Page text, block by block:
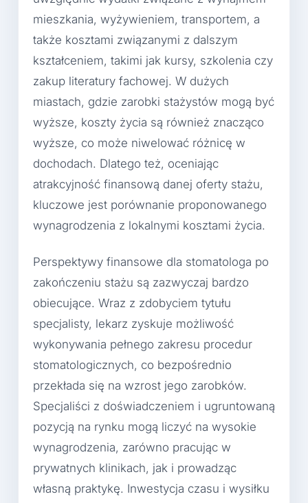
mieszkania, wyżywieniem, transportem, a
także kosztami związanymi z dalszym
kształceniem, takimi jak kursy, szkolenia czy
zakup literatury fachowej. W dużych
miastach, gdzie zarobki stażystów mogą być
wyższe, koszty życia są również znacząco
wyższe, co może niwelować różnicę w
dochodach. Dlatego też, oceniając
atrakcyjność finansową danej oferty stażu,
kluczowe jest porównanie proponowanego
wynagrodzenia z lokalnymi kosztami życia.
Perspektywy finansowe dla stomatologa po
zakończeniu stażu są zazwyczaj bardzo
obiecujące. Wraz z zdobyciem tytułu
specjalisty, lekarz zyskuje możliwość
wykonywania pełnego zakresu procedur
stomatologicznych, co bezpośrednio
przekłada się na wzrost jego zarobków.
Specjaliści z doświadczeniem i ugruntowaną
pozycją na rynku mogą liczyć na wysokie
wynagrodzenia, zarówno pracując w
prywatnych klinikach, jak i prowadząc
własną praktykę. Inwestycja czasu i wysiłku